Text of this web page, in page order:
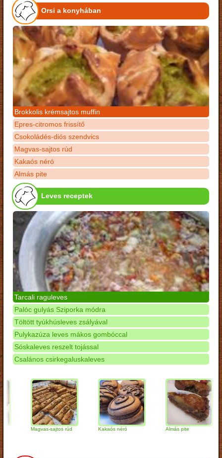
Orsi a konyhában
Brokkolis krémsajtos muffin
Epres-citromos frissítő
Csokoládés-diós szendvics
Magvas-sajtos rúd
Kakaós néró
Almás pite
Leves receptek
Tarcali raguleves
Palóc gulyás Sziporka módra
Töltött tyúkhúsleves zsályával
Pulykazúza leves mákos gombóccal
Sóskaleves reszelt tojással
Csalános csirkegaluskaleves
Magvas-sajtos rúd Kakaós néró Almás pite